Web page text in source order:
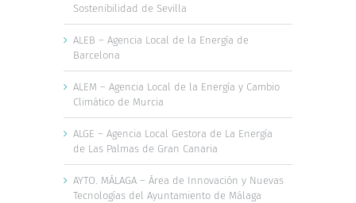
Sostenibilidad de Sevilla
ALEB – Agencia Local de la Energía de
Barcelona
ALEM – Agencia Local de la Energía y Cambio
Climático de Murcia
ALGE – Agencia Local Gestora de La Energía
de Las Palmas de Gran Canaria
AYTO. MÁLAGA – Área de Innovación y Nuevas
Tecnologías del Ayuntamiento de Málaga